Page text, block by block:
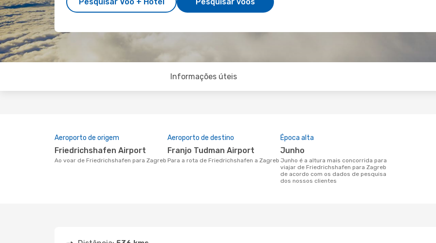
Informações úteis
Aeroporto de origem
Friedrichshafen Airport
Ao voar de Friedrichshafen para Zagreb
Aeroporto de destino
Franjo Tudman Airport
Para a rota de Friedrichshafen a Zagreb
Época alta
junho
junho é a altura mais concorrida para
viajar de Friedrichshafen para Zagreb
de acordo com os dados de pesquisa
dos nossos clientes